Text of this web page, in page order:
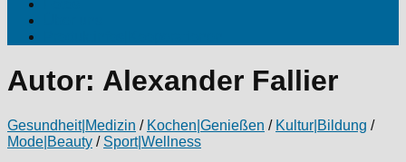
Autor: Alexander Fallier
Gesundheit|Medizin / Kochen|Genießen / Kultur|Bildung /
Mode|Beauty / Sport|Wellness